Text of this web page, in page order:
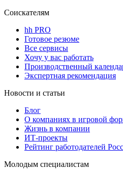
Соискателям
hh PRO
Готовое резюме
Все сервисы
Хочу у вас работать
Производственный
Экспертная рекомендация
Новости и статьи
Блог
О компаниях в игровой
Жизнь в компании
ИТ-проекты
Рейтинг работодателей
Молодым специалистам